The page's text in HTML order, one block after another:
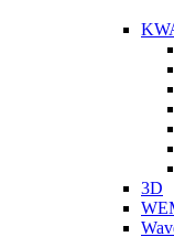
3D